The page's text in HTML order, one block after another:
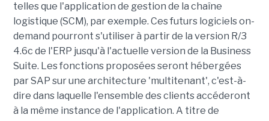
telles que l'application de gestion de la chaîne
logistique (SCM), par exemple. Ces futurs logiciels on-
demand pourront s'utiliser à partir de la version R/3
4.6c de l'ERP jusqu'à l'actuelle version de la Business
Suite. Les fonctions proposées seront hébergées
par SAP sur une architecture 'multitenant', c'est-à-
dire dans laquelle l'ensemble des clients accéderont
à la même instance de l'application. A titre de